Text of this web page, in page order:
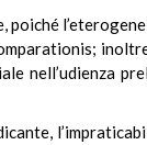
poiché
nell’udienza